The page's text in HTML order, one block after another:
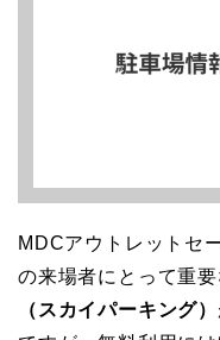
MDCアウトレットセ
の来場者にとって重要
（スカイパーキング）